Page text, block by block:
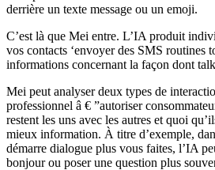
derrière un texte message ou un emoji.
C’est là que Mei entre. L’IA produit
vos contacts ‘envoyer des SMS routines
informations concernant la façon dont
Mei peut analyser deux types de
professionnel â € ”autoriser
restent les uns avec les autres et quoi
mieux information. À titre d’exemple,
démarre dialogue plus vous faites, l’IA
bonjour ou poser une question plus